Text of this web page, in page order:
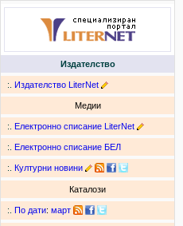
Издателство
:. Издателство LiterNet
Медии
:. Електронно списание LiterNet
:. Електронно списание БЕЛ
:. Културни новини
Каталози
:. По дати: март